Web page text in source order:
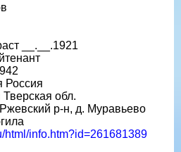
__.__.1921
Россия
обл.
р-н, д. Муравьево
html/info.htm?id=261681389